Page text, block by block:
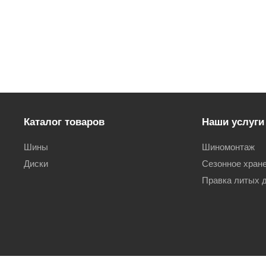
Каталог товаров
Шины
Диски
Наши услуги
Шиномонтаж
Сезонное
Правка литых